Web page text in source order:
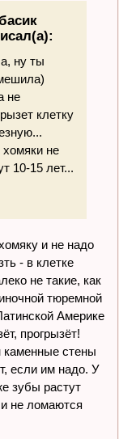
ну ты
не
клетку
хомяки не
10-15 лет...
и не надо
- в клетке
не такие, как
тюремной
Америке
прогрызёт!
стены
если им надо. У
зубы растут
не ломаются